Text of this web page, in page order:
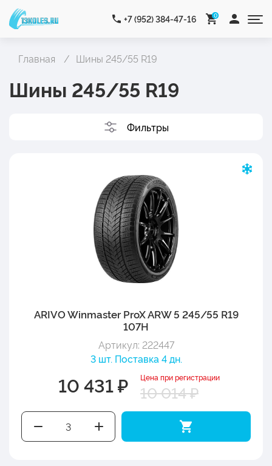
+7 (952) 384-47-16 0
Главная Шины 245/55 R19
Шины 245/55 R19
Фильтры
ARIVO Winmaster ProX ARW 5 245/55 R19
107H
Артикул: 222447
3 шт. Поставка 4 дн.
10 431 ₽ Цена при регистрации
10 014 ₽